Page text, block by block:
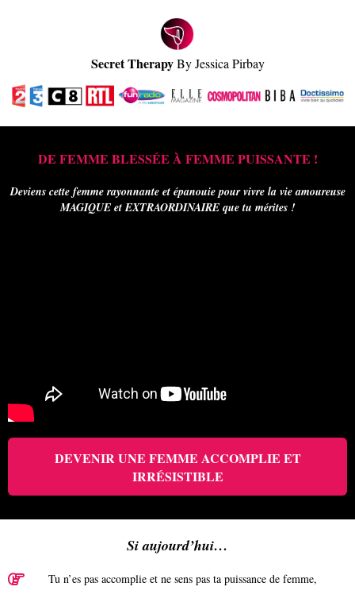
Secret Therapy By Jessica Pirbay
DE FEMME BLESSÉE À FEMME PUISSANTE !
Deviens cette femme rayonnante et épanouie pour vivre la vie amoureuse
MAGIQUE et EXTRAORDINAIRE que tu mérites !
DEVENIR UNE FEMME ACCOMPLIE ET
IRRÉSISTIBLE
Si aujourd’hui…
Tu n’es pas accomplie et ne sens pas ta puissance de femme,